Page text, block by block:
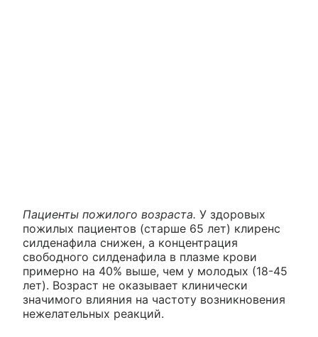
Пациенты пожилого возраста. У здоровых
пожилых пациентов (старше 65 лет) клиренс
силденафила снижен, а концентрация
свободного силденафила в плазме крови
примерно на 40% выше, чем у молодых (18-45
лет). Возраст не оказывает клинически
значимого влияния на частоту возникновения
нежелательных реакций.